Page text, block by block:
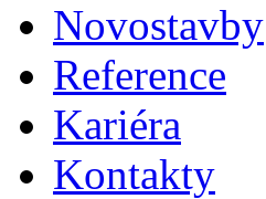
Novostavby
Reference
Kariéra
Kontakty